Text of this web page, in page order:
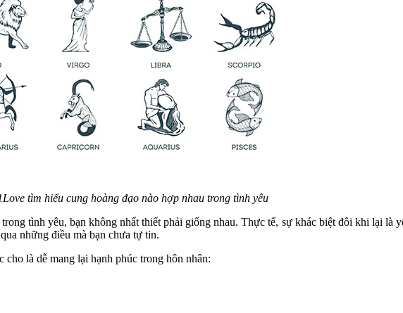
tìm hiểu cung hoàng đạo nào hợp nhau trong tình yêu
tình yêu, bạn không nhất thiết phải giống nhau. Thực tế, sự khác biệt đôi khi lại là
những điều mà bạn chưa tự tin.
là dễ mang lại hạnh phúc trong hôn nhân: